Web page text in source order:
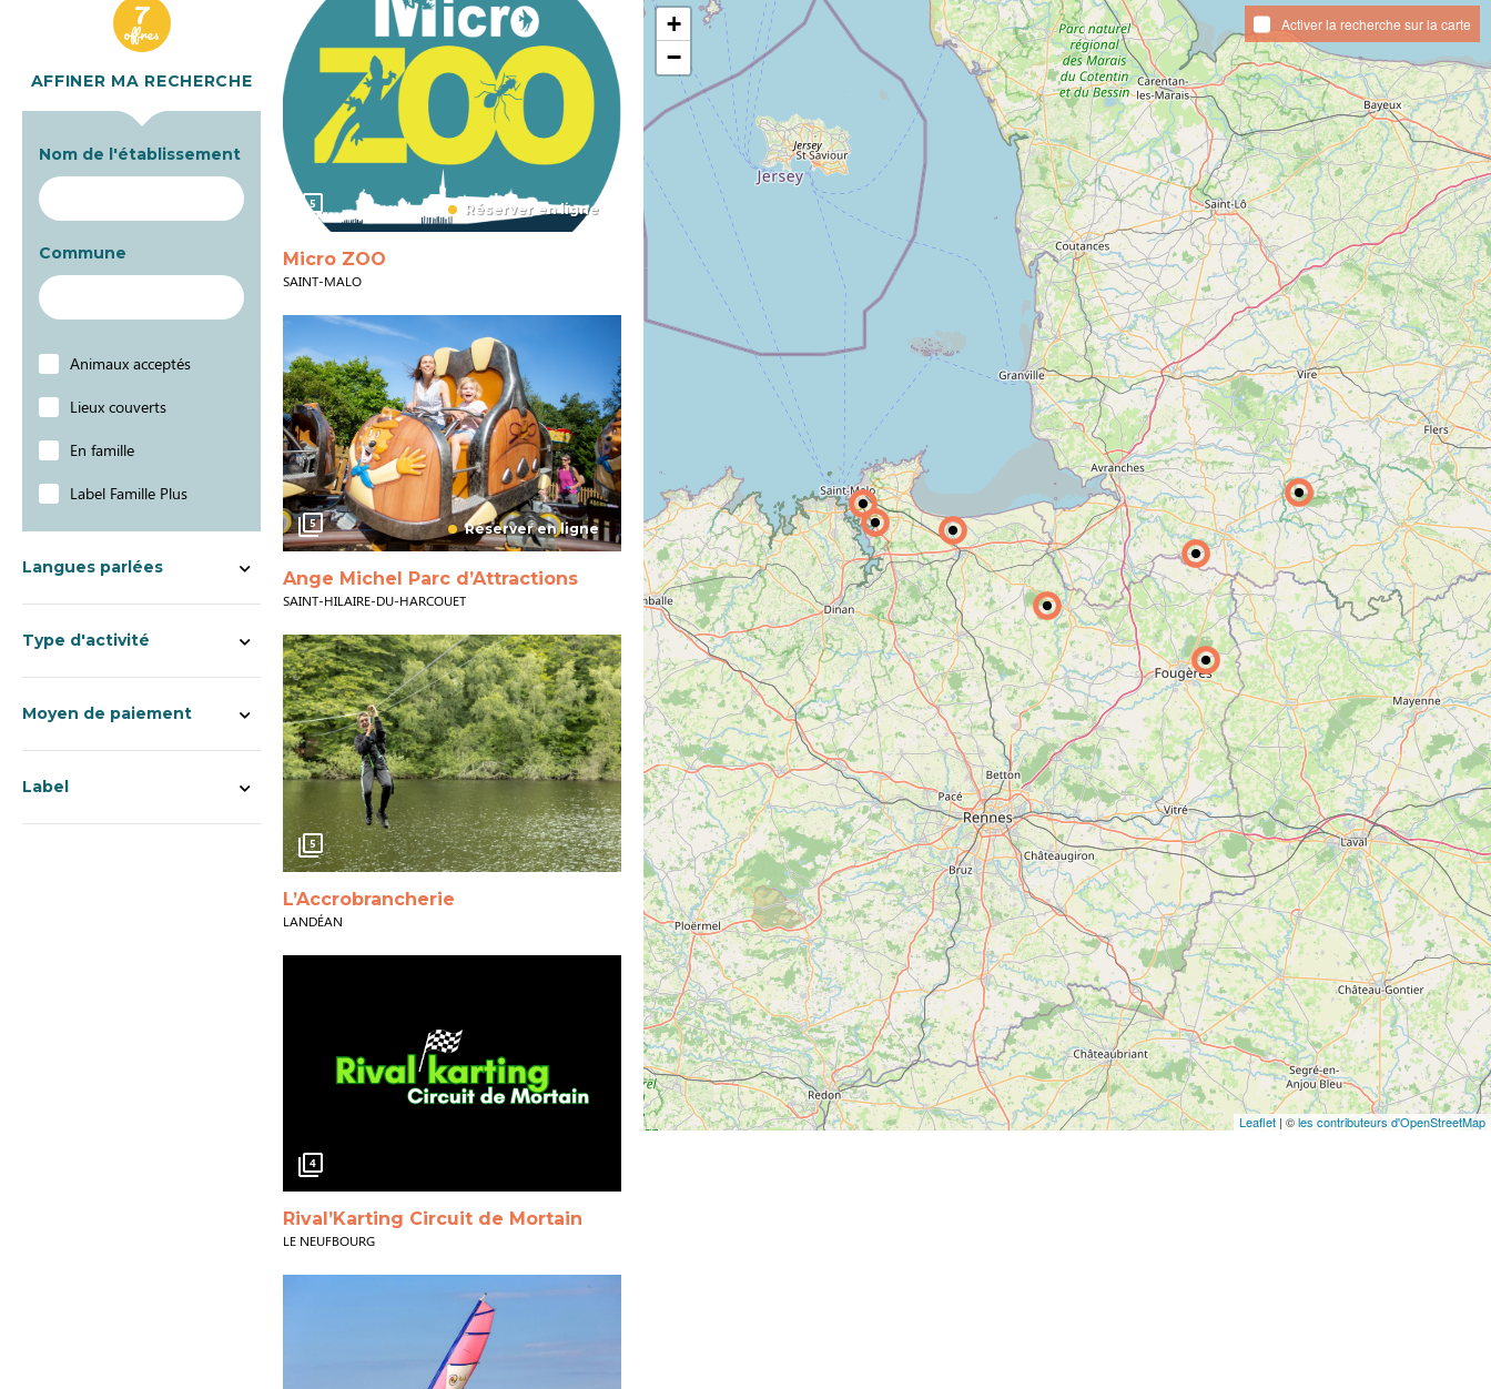
7
offres
AFFINER MA RECHERCHE
Nom de l'établissement
Commune
Animaux acceptés
Lieux couverts
En famille
Label Famille Plus
Langues parlées
Type d'activité
Moyen de paiement
Label
Réserver en ligne
5
Micro ZOO
SAINT-MALO
Réserver en ligne
5
Ange Michel Parc d’Attractions
SAINT-HILAIRE-DU-HARCOUET
5
L’Accrobrancherie
LANDÉAN
4
Rival’Karting Circuit de Mortain
LE NEUFBOURG
Activer la recherche sur la carte
+
−
Leaflet | ©les contributeurs d'OpenStreetMap